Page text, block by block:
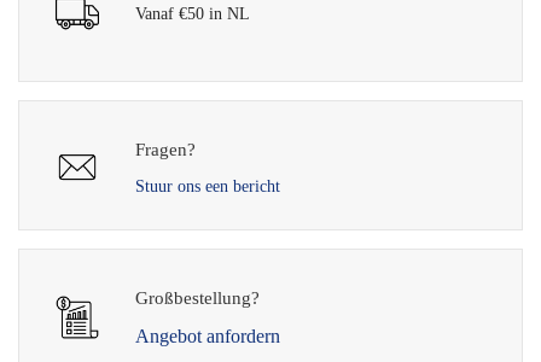
Vanaf €50 in NL
Fragen?
Stuur ons een bericht
Großbestellung?
Angebot anfordern